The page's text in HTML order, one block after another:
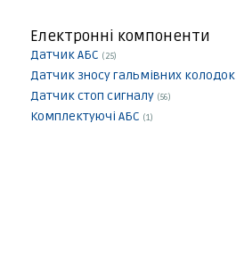
Електронні компоненти
Датчик АБС (25)
Датчик зносу гальмівних колодок
Датчик стоп сигналу (56)
Комплектуючі АБС (1)